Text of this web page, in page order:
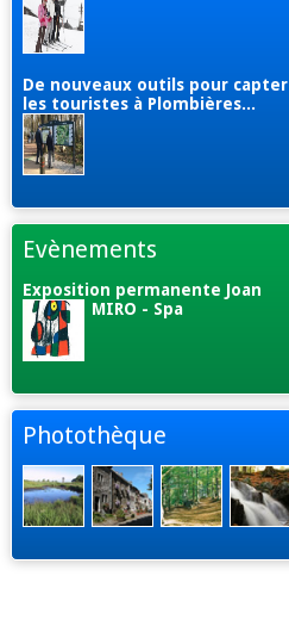
De nouveaux outils pour capter
les touristes à Plombières...
Evènements
Exposition permanente Joan
MIRO - Spa
Photothèque